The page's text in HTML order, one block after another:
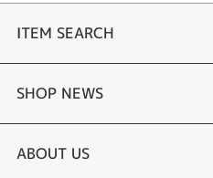
ITEM SEARCH
婚約指輪
結婚指輪
SHOP NEWS
選ばれる理由まとめ
ABOUT US